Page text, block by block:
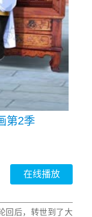
第2季
在线播放
回后，转世到了大